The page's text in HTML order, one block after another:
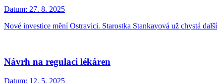
Datum: 27. 8. 2025
Nové investice mění Ostravici. Starostka Stankayová už chystá další
Návrh na regulaci lékáren
Datum: 12. 5. 2025